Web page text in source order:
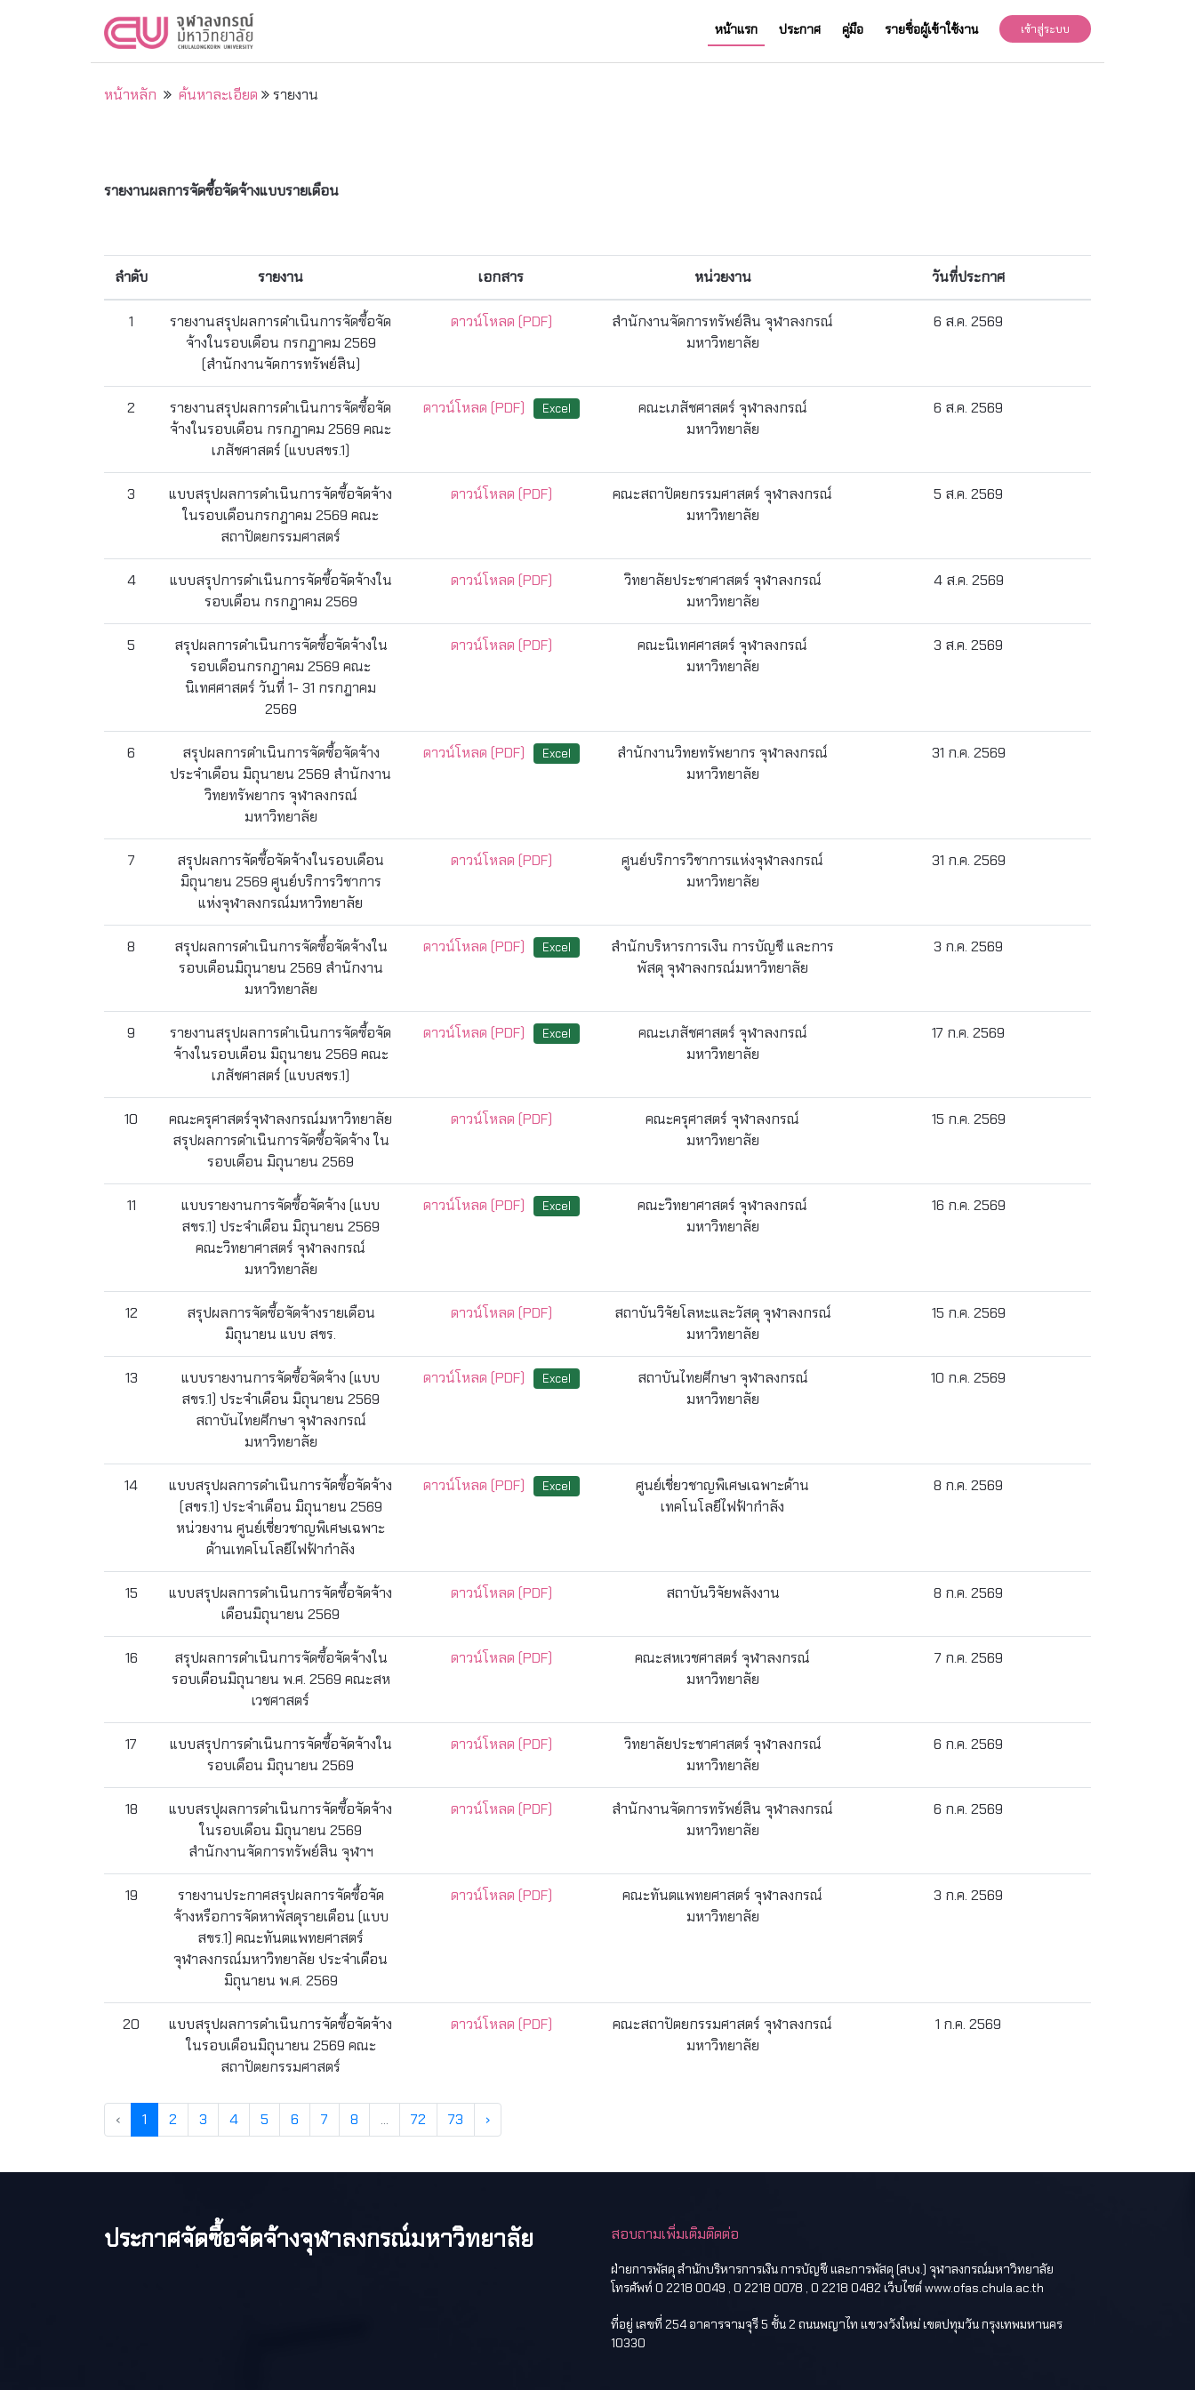
หน้าแรก ประกาศ คู่มือ รายชื่อผู้เข้าใช้งาน เข้าสู่ระบบ
หน้าหลัก ค้นหาละเอียด รายงาน
รายงานผลการจัดซื้อจัดจ้างแบบรายเดือน
ลำดับ รายงาน เอกสาร หน่วยงาน วันที่ประกาศ
1
รายงานสรุปผลการดำเนินการจัดซื้อจัด
จ้างในรอบเดือน กรกฎาคม 2569
(สำนักงานจัดการทรัพย์สิน)
ดาวน์โหลด (PDF)
สำนักงานจัดการทรัพย์สิน จุฬาลงกรณ์
มหาวิทยาลัย
6 ส.ค. 2569
2
รายงานสรุปผลการดำเนินการจัดซื้อจัด
จ้างในรอบเดือน กรกฎาคม 2569 คณะ
เภสัชศาสตร์ (แบบสขร.1)
ดาวน์โหลด (PDF) Excel
คณะเภสัชศาสตร์ จุฬาลงกรณ์
มหาวิทยาลัย
6 ส.ค. 2569
3
แบบสรุปผลการดำเนินการจัดซื้อจัดจ้าง
ในรอบเดือนกรกฎาคม 2569 คณะ
สถาปัตยกรรมศาสตร์
ดาวน์โหลด (PDF)
คณะสถาปัตยกรรมศาสตร์ จุฬาลงกรณ์
มหาวิทยาลัย
5 ส.ค. 2569
4
แบบสรุปการดำเนินการจัดซื้อจัดจ้างใน
รอบเดือน กรกฎาคม 2569
ดาวน์โหลด (PDF)
วิทยาลัยประชาศาสตร์ จุฬาลงกรณ์
มหาวิทยาลัย
4 ส.ค. 2569
5
สรุปผลการดำเนินการจัดซื้อจัดจ้างใน
รอบเดือนกรกฎาคม 2569 คณะ
นิเทศศาสตร์ วันที่ 1- 31 กรกฎาคม
2569
ดาวน์โหลด (PDF)
คณะนิเทศศาสตร์ จุฬาลงกรณ์
มหาวิทยาลัย
3 ส.ค. 2569
6
สรุปผลการดำเนินการจัดซื้อจัดจ้าง
ประจำเดือน มิถุนายน 2569 สำนักงาน
วิทยทรัพยากร จุฬาลงกรณ์
มหาวิทยาลัย
ดาวน์โหลด (PDF) Excel
สำนักงานวิทยทรัพยากร จุฬาลงกรณ์
มหาวิทยาลัย
31 ก.ค. 2569
7
สรุปผลการจัดซื้อจัดจ้างในรอบเดือน
มิถุนายน 2569 ศูนย์บริการวิชาการ
แห่งจุฬาลงกรณ์มหาวิทยาลัย
ดาวน์โหลด (PDF)
ศูนย์บริการวิชาการแห่งจุฬาลงกรณ์
มหาวิทยาลัย
31 ก.ค. 2569
8
สรุปผลการดำเนินการจัดซื้อจัดจ้างใน
รอบเดือนมิถุนายน 2569 สำนักงาน
มหาวิทยาลัย
ดาวน์โหลด (PDF) Excel
สำนักบริหารการเงิน การบัญชี และการ
พัสดุ จุฬาลงกรณ์มหาวิทยาลัย
3 ก.ค. 2569
9
รายงานสรุปผลการดำเนินการจัดซื้อจัด
จ้างในรอบเดือน มิถุนายน 2569 คณะ
เภสัชศาสตร์ (แบบสขร.1)
ดาวน์โหลด (PDF) Excel
คณะเภสัชศาสตร์ จุฬาลงกรณ์
มหาวิทยาลัย
17 ก.ค. 2569
10
คณะครุศาสตร์จุฬาลงกรณ์มหาวิทยาลัย
สรุปผลการดำเนินการจัดซื้อจัดจ้าง ใน
รอบเดือน มิถุนายน 2569
ดาวน์โหลด (PDF)
คณะครุศาสตร์ จุฬาลงกรณ์
มหาวิทยาลัย
15 ก.ค. 2569
11
แบบรายงานการจัดซื้อจัดจ้าง (แบบ
สขร.1) ประจำเดือน มิถุนายน 2569
คณะวิทยาศาสตร์ จุฬาลงกรณ์
มหาวิทยาลัย
ดาวน์โหลด (PDF) Excel
คณะวิทยาศาสตร์ จุฬาลงกรณ์
มหาวิทยาลัย
16 ก.ค. 2569
12
สรุปผลการจัดซื้อจัดจ้างรายเดือน
มิถุนายน แบบ สขร.
ดาวน์โหลด (PDF)
สถาบันวิจัยโลหะและวัสดุ จุฬาลงกรณ์
มหาวิทยาลัย
15 ก.ค. 2569
13
แบบรายงานการจัดซื้อจัดจ้าง (แบบ
สขร.1) ประจำเดือน มิถุนายน 2569
สถาบันไทยศึกษา จุฬาลงกรณ์
มหาวิทยาลัย
ดาวน์โหลด (PDF) Excel
สถาบันไทยศึกษา จุฬาลงกรณ์
มหาวิทยาลัย
10 ก.ค. 2569
14
แบบสรุปผลการดำเนินการจัดซื้อจัดจ้าง
(สขร.1) ประจำเดือน มิถุนายน 2569
หน่วยงาน ศูนย์เชี่ยวชาญพิเศษเฉพาะ
ด้านเทคโนโลยีไฟฟ้ากำลัง
ดาวน์โหลด (PDF) Excel
ศูนย์เชี่ยวชาญพิเศษเฉพาะด้าน
เทคโนโลยีไฟฟ้ากำลัง
8 ก.ค. 2569
15
แบบสรุปผลการดำเนินการจัดซื้อจัดจ้าง
เดือนมิถุนายน 2569
ดาวน์โหลด (PDF) สถาบันวิจัยพลังงาน 8 ก.ค. 2569
16
สรุปผลการดำเนินการจัดซื้อจัดจ้างใน
รอบเดือนมิถุนายน พ.ศ. 2569 คณะสห
เวชศาสตร์
ดาวน์โหลด (PDF)
คณะสหเวชศาสตร์ จุฬาลงกรณ์
มหาวิทยาลัย
7 ก.ค. 2569
17
แบบสรุปการดำเนินการจัดซื้อจัดจ้างใน
รอบเดือน มิถุนายน 2569
ดาวน์โหลด (PDF)
วิทยาลัยประชาศาสตร์ จุฬาลงกรณ์
มหาวิทยาลัย
6 ก.ค. 2569
18
แบบสรปุผลการดําเนินการจัดซื้อจัดจ้าง
ในรอบเดือน มิถุนายน 2569
สำนักงานจัดการทรัพย์สิน จุฬาฯ
ดาวน์โหลด (PDF)
สำนักงานจัดการทรัพย์สิน จุฬาลงกรณ์
มหาวิทยาลัย
6 ก.ค. 2569
19
รายงานประกาศสรุปผลการจัดซื้อจัด
จ้างหรือการจัดหาพัสดุรายเดือน (แบบ
สขร.1) คณะทันตแพทยศาสตร์
จุฬาลงกรณ์มหาวิทยาลัย ประจำเดือน
มิถุนายน พ.ศ. 2569
ดาวน์โหลด (PDF)
คณะทันตแพทยศาสตร์ จุฬาลงกรณ์
มหาวิทยาลัย
3 ก.ค. 2569
20
แบบสรุปผลการดำเนินการจัดซื้อจัดจ้าง
ในรอบเดือนมิถุนายน 2569 คณะ
สถาปัตยกรรมศาสตร์
ดาวน์โหลด (PDF)
คณะสถาปัตยกรรมศาสตร์ จุฬาลงกรณ์
มหาวิทยาลัย
1 ก.ค. 2569
‹ 1 2 3 4 5 6 7 8 ... 72 73 ›
ประกาศจัดซื้อจัดจ้างจุฬาลงกรณ์มหาวิทยาลัย สอบถามเพิ่มเติมติดต่อ
ฝ่ายการพัสดุ สำนักบริหารการเงิน การบัญชี และการพัสดุ (สบง.) จุฬาลงกรณ์มหาวิทยาลัย
โทรศัพท์ 0 2218 0049 , 0 2218 0078 , 0 2218 0482 เว็บไซต์ www.ofas.chula.ac.th
ที่อยู่ เลขที่ 254 อาคารจามจุรี 5 ชั้น 2 ถนนพญาไท แขวงวังใหม่ เขตปทุมวัน กรุงเทพมหานคร
10330